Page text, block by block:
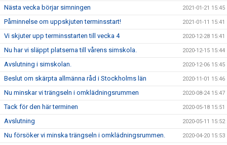
Nästa vecka börjar simningen 2021-01-21 15:45
Påminnelse om uppskjuten terminsstart! 2021-01-11 15:41
Vi skjuter upp terminsstarten till vecka 4 2020-12-28 15:41
Nu har vi släppt platserna till vårens simskola. 2020-12-15 15:44
Avslutning i simskolan. 2020-12-06 15:45
Beslut om skärpta allmänna råd i Stockholms län 2020-11-01 15:46
Nu minskar vi trängseln i omklädningsrummen 2020-08-24 15:47
Tack för den här terminen 2020-05-18 15:51
Avslutning 2020-05-11 15:52
Nu försöker vi minska trängseln i omklädningsrummen. 2020-04-20 15:53